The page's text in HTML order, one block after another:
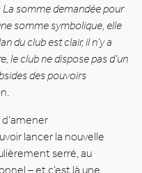
La somme demandée pour
somme symbolique, elle
du club est clair, il n’y a
le club ne dispose pas d’un
des pouvoirs
lancer la nouvelle
serré, au
– et c’est là une